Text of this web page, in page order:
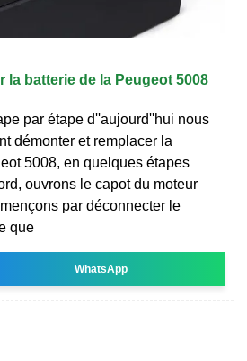
la batterie de la Peugeot 5008
par étape d''aujourd''hui nous
démonter et remplacer la
5008, en quelques étapes
ouvrons le capot du moteur
par déconnecter le
que
WhatsApp